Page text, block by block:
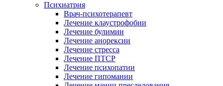
Психиатрия
Врач-психотерапевт
Лечение клаустрофобии
Лечение булимии
Лечение анорексии
Лечение стресса
Лечение ПТСР
Лечение психопатии
Лечение гипомании